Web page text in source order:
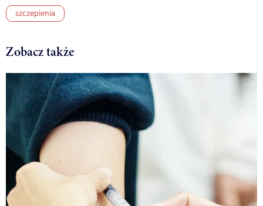
szczepienia
Zobacz także